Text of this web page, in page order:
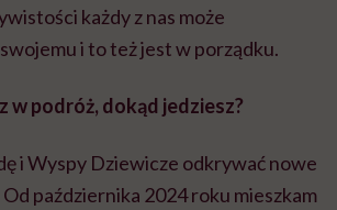
każdy z nas może
i to też jest w porządku.
w podróż, dokąd jedziesz?
i Wyspy Dziewicze odkrywać nowe
października 2024 roku mieszkam